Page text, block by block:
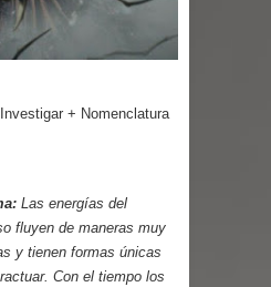
Investigar + Nomenclatura
Las energías del
fluyen de maneras muy
y tienen formas únicas
Con el tiempo los